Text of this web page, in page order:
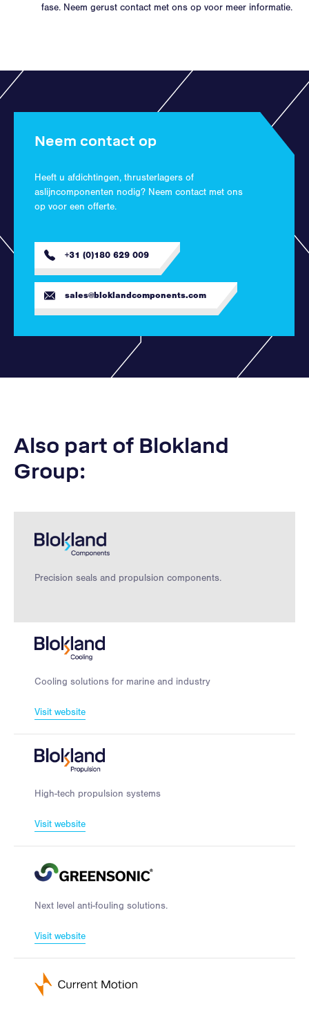
fase. Neem gerust contact met ons op voor meer informatie.
Neem contact op
Heeft u afdichtingen, thrusterlagers of
aslijncomponenten nodig? Neem contact met ons
op voor een offerte.
+31 (0)180 629 009
sales@bloklandcomponents.com
Also part of Blokland
Group:
Precision seals and propulsion components.
Cooling solutions for marine and industry
Visit website
High-tech propulsion systems
Visit website
Next level anti-fouling solutions.
Visit website